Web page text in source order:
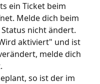
ein Ticket beim
Melde dich beim
nicht ändert.
aktiviert" und ist
melde dich
so ist der im